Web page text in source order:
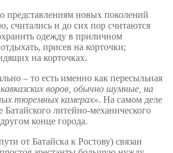
представлениям новых поколений
считались и до сих пор считаются
одежду в приличном
присев на корточки;
на корточках.
– то есть именно как пересыльная
воров, обычно шумные, на
тюремных камерах». На самом деле
литейно-механического
конце города.
от Батайска к Ростову) связан